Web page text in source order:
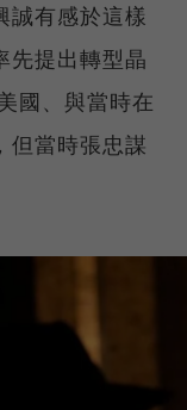
誠有感於這樣
先提出轉型晶
國、與當時在
但當時張忠謀